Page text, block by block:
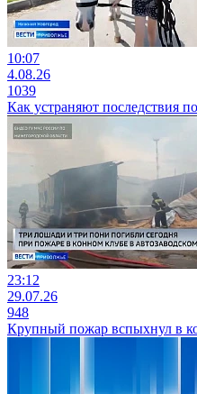
10:07
4.08.26
1039
Как устраняют последствия
23:12
29.07.26
948
Крупный пожар вспыхнул в